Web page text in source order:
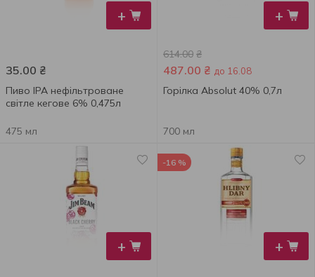
+
35.00 ₴
Пиво IPA нефільтроване
світле кегове 6% 0,475л
475 мл
+
614.00 ₴
487.00 ₴ до 16.08
Горілка Absolut 40% 0,7л
700 мл
+ +
-16 %